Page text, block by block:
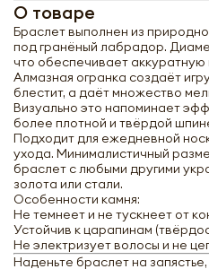
О товаре
Браслет выполнен из
под гранёный лабрадор.
что обеспечивает аккуратную
Алмазная огранка создаёт
блестит, а даёт множество
Визуально это напоминает
более плотной и твёрдой
Подходит для ежедневной
ухода. Минималистичный
браслет с любыми другими
золота или стали.
Особенности камня:
Не темнеет и не тускнеет от
Устойчив к царапинам
Не электризует волосы и не
Наденьте браслет на
Браслет
под